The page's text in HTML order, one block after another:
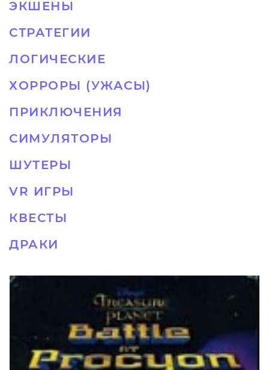
ЭКШЕНЫ
СТРАТЕГИИ
ЛОГИЧЕСКИЕ
ХОРРОРЫ (УЖАСЫ)
ПРИКЛЮЧЕНИЯ
СИМУЛЯТОРЫ
ШУТЕРЫ
VR ИГРЫ
КВЕСТЫ
ДРАКИ